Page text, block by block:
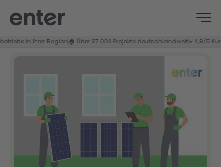
in Ihrer Region🏠 Über 37.000 Projekte deutschlandweit⭐ 4,8/5